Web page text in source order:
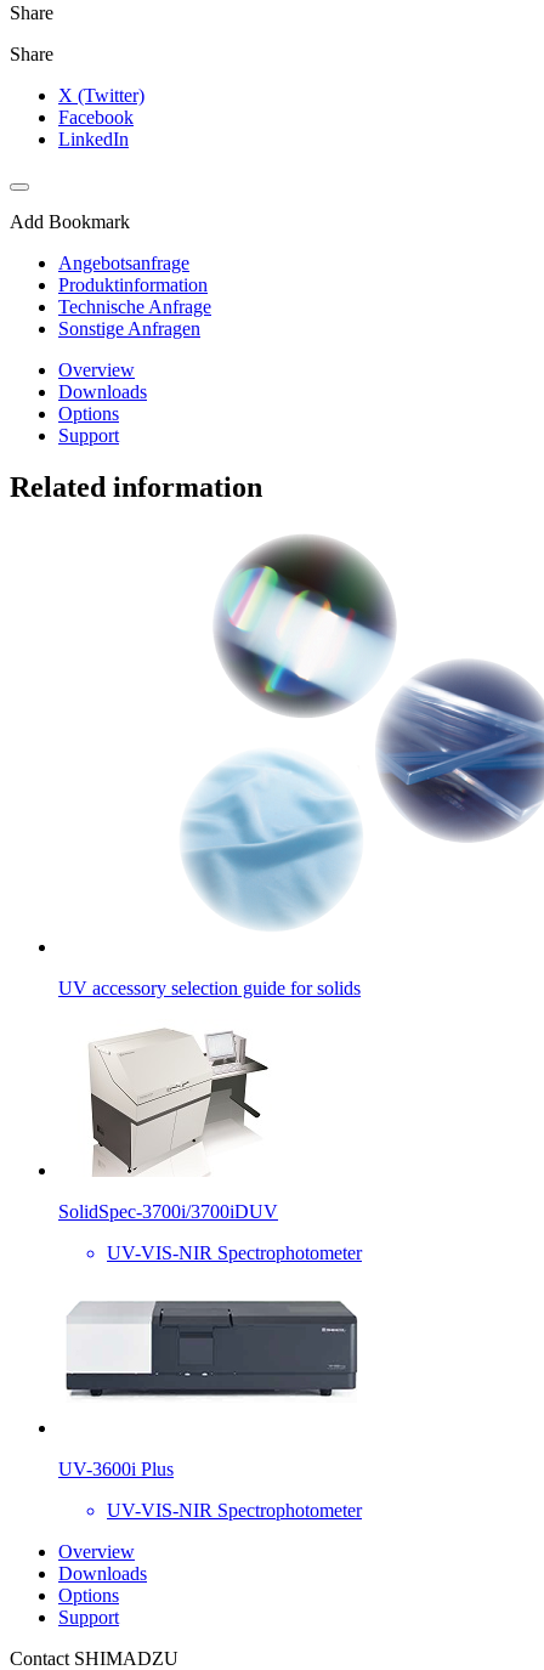
Share
Share
X (Twitter)
Facebook
LinkedIn
Add Bookmark
Angebotsanfrage
Produktinformation
Technische Anfrage
Sonstige Anfragen
Overview
Downloads
Options
Support
Related information
UV accessory selection guide for solids
SolidSpec-3700i/3700iDUV
UV-VIS-NIR Spectrophotometer
UV-3600i Plus
UV-VIS-NIR Spectrophotometer
Overview
Downloads
Options
Support
Contact SHIMADZU